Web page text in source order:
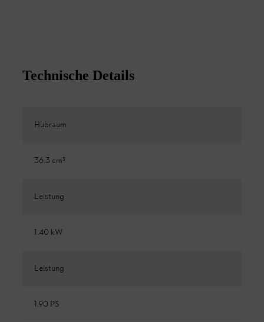
Technische Details
Hubraum
36.3 cm³
Leistung
1.40 kW
Leistung
1.90 PS